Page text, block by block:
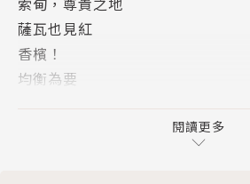
王依亭｜深杯子La Copa Oscura
李昕嬡Nicole｜珍愛AOW學苑總監
林裕森Yusen LIN｜專業葡萄酒作家
林澧竣Eric｜葡萄酒新手選
劉永智Jason LIU｜葡萄酒作家，
薩瓦也見紅
香檳！
均衡為要
在羅亞爾河與隆河之間度過的夏天
閱讀更多